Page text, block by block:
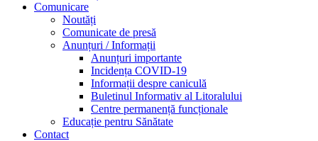
Comunicare
Noutăți
Comunicate de presă
Anunțuri / Informații
Anunțuri importante
Incidența COVID-19
Informații despre caniculă
Buletinul Informativ al Litoralului
Centre permanență funcționale
Educație pentru Sănătate
Contact